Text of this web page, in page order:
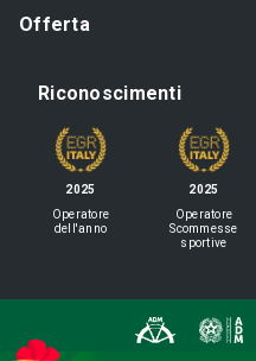
Offerta
Riconoscimenti
2025
Operatore
dell'anno
2025
Operatore
Scommesse
sportive